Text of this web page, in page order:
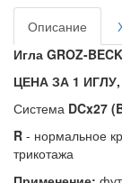
Описание
Игла GROZ-
ЦЕНА ЗА 1
Система DCx27
R - нормальное
трикотажа